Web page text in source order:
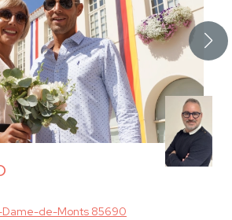
de-Monts 85690